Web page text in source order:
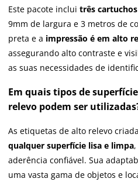
Este pacote inclui três
9mm de largura e 3 metros de
preta e a impressão é em alto
assegurando alto contraste e
as suas necessidades de
Em quais tipos de
relevo podem ser
As etiquetas de alto relevo
qualquer superfície lisa e limpa
aderência confiável. Sua
uma vasta gama de objetos e